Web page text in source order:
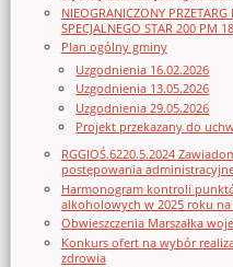
NIEOGRANICZONY
SPECJALNEGO STAR 200 PM
Plan ogólny gminy
Uzgodnienia 16.02.2026
Uzgodnienia 13.05.2026
Uzgodnienia 29.05.2026
Projekt przekazany do
RGGIOŚ.6220.5.2024
postępowania
Harmonogram kontroli
alkoholowych w 2025 roku
Obwieszczenia Marszałka
Konkurs ofert na wybór
zdrowia